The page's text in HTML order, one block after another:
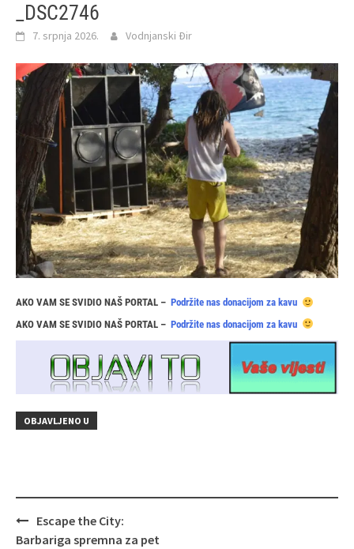
_DSC2746
7. srpnja 2026. Vodnjanski Đir
AKO VAM SE SVIDIO NAŠ PORTAL – Podržite nas donacijom za kavu
AKO VAM SE SVIDIO NAŠ PORTAL – Podržite nas donacijom za kavu
OBJAVLJENO U
Navigacija
objava
Escape the City:
Barbariga spremna za pet